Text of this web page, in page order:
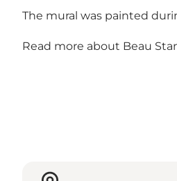
The mural was painted
Read more about Beau